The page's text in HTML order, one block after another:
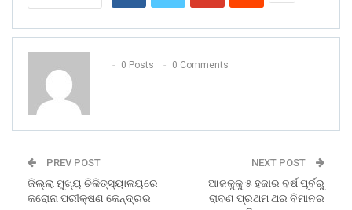
0 Posts 0 Comments
PREV POST
ଜିଲ୍ଲା ମୁଖ୍ୟ ଚିକିତ୍ସ୍ୟାଳୟରେ
କରୋନା ପରୀକ୍ଷଣ କେନ୍ଦ୍ରର
NEXT POST
ଆଜକୁକୁ ୫ ହଜାର ବର୍ଷ ପୂର୍ବରୁ
ରାବଣ ପ୍ରଥମ ଥର ବିମାନର